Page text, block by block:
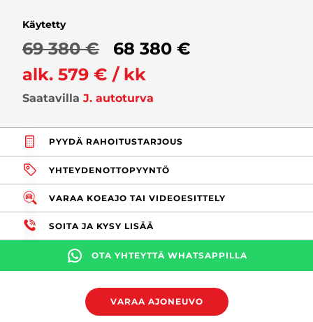
Käytetty
69 380 €
68 380 €
alk. 579 € / kk
Saatavilla J. autoturva
PYYDÄ RAHOITUSTARJOUS
YHTEYDENOTTOPYYNTÖ
VARAA KOEAJO TAI VIDEOESITTELY
SOITA JA KYSY LISÄÄ
OTA YHTEYTTÄ WHATSAPPILLA
VARAA AJONEUVO